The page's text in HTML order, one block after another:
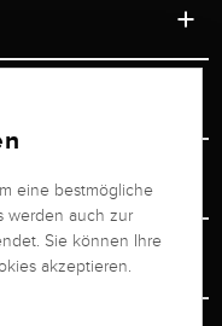
eine bestmögliche
werden auch zur
Sie können Ihre
akzeptieren.